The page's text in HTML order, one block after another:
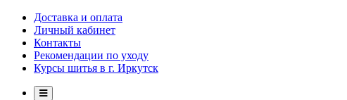
Доставка и оплата
Личный кабинет
Контакты
Рекомендации по уходу
Курсы шитья в г. Иркутск